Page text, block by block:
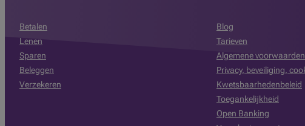
Betalen
Lenen
Sparen
Beleggen
Verzekeren
Blog
Tarieven
Algemene
Privacy, beveiliging,
Kwetsbaarhedenbeleid
Toegankelijkheid
Open Banking